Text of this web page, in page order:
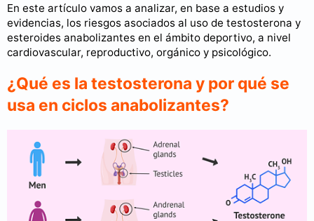
En este artículo vamos a analizar, en base a estudios y
evidencias, los riesgos asociados al uso de testosterona y
esteroides anabolizantes en el ámbito deportivo, a nivel
cardiovascular, reproductivo, orgánico y psicológico.
¿Qué es la testosterona y por qué se
usa en ciclos anabolizantes?